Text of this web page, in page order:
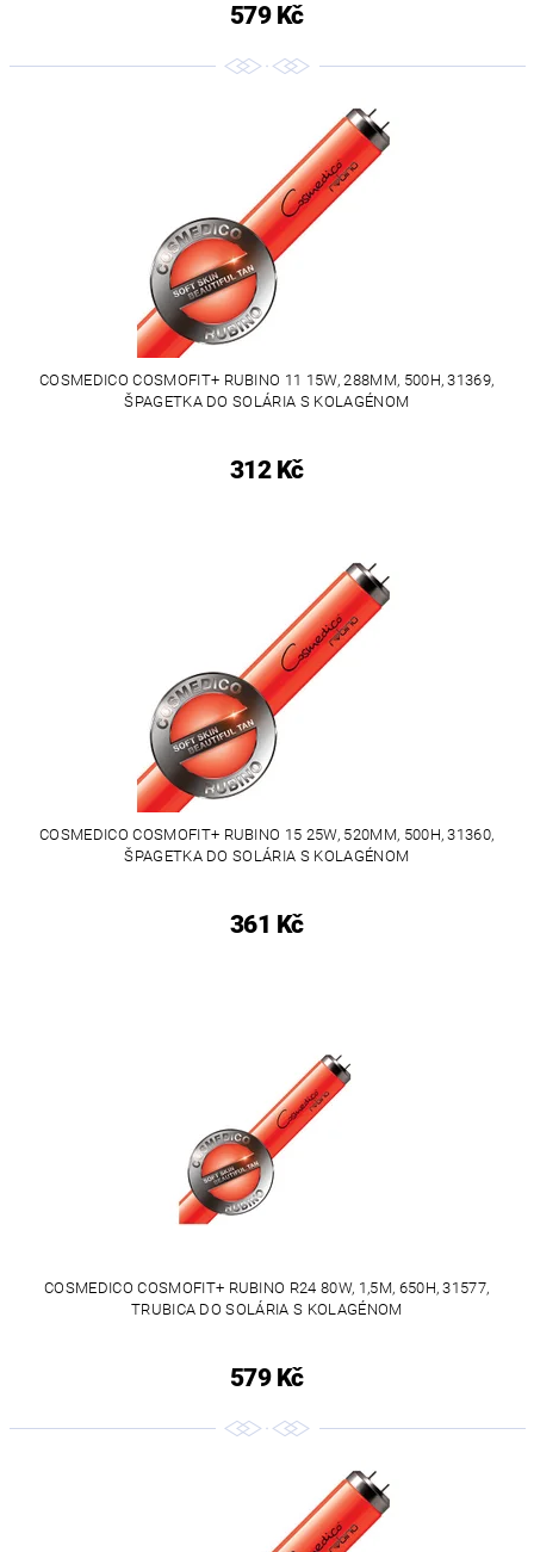
579 Kč
COSMEDICO COSMOFIT+ RUBINO 11 15W, 288MM, 500H, 31369,
ŠPAGETKA DO SOLÁRIA S KOLAGÉNOM
312 Kč
COSMEDICO COSMOFIT+ RUBINO 15 25W, 520MM, 500H, 31360,
ŠPAGETKA DO SOLÁRIA S KOLAGÉNOM
361 Kč
COSMEDICO COSMOFIT+ RUBINO R24 80W, 1,5M, 650H, 31577,
TRUBICA DO SOLÁRIA S KOLAGÉNOM
579 Kč